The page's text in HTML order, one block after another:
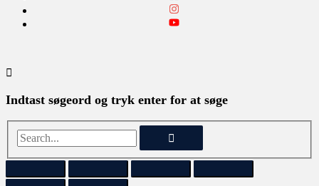
Indtast søgeord og tryk enter for at søge